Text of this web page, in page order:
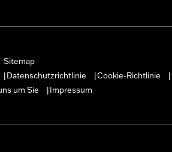
Sitemap
Datenschutzrichtlinie Cookie-Richtlinie
um Sie
Impressum